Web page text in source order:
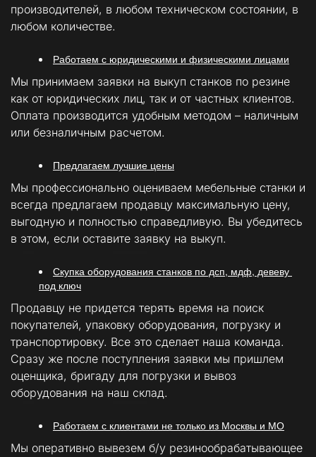
производителей, в любом техническом состоянии, в
любом количестве.
Работаем с юридическими и физическими лицами
Мы принимаем заявки на выкуп станков по резине
как от юридических лиц, так и от частных клиентов.
Оплата производится удобным методом – наличным
или безналичным расчетом.
Предлагаем лучшие цены
Мы профессионально оцениваем мебельные станки и
всегда предлагаем продавцу максимальную цену,
выгодную и полностью справедливую. Вы убедитесь
в этом, если оставите заявку на выкуп.
Скупка оборудования станков по дсп, мдф, девеву
под ключ
Продавцу не придется терять время на поиск
покупателей, упаковку оборудования, погрузку и
транспортировку. Все это сделает наша команда.
Сразу же после поступления заявки мы пришлем
оценщика, бригаду для погрузки и вывоз
оборудования на наш склад.
Работаем с клиентами не только из Москвы и МО
Мы оперативно вывезем б/у резинообрабатывающее